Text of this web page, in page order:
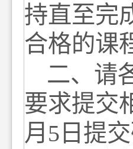
持直至完
合格的课
二、请
要求提交
月 5 日 提